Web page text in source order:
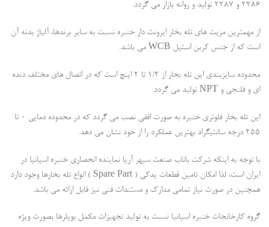
2286 و 2287 تولید و روانه بازار می گردد.
از مهمترین مزیت های تله بخار ایرونت دار خنبره نسبت به سایر برندها، آلیاژ بدنه آن
است که از جنس کربن استیل WCB می باشد.
محدوده سایزبندی این تله بخار از 1/2 تا 2 اینچ است که در اتصال های مختلف دنده
ای و فلنجی و NPT تولید می گردد.
این تله بخار فلوتری خنبره به صورت افقی نصب می گردد که در محدوده دمایی 0 تا
255 درجه سانتیگراد بهترین عملکرد را از خود نشان می دهد.
با توجه به اینکه شرکت باتاب صنعت سپهر آریا نماینده انحصاری خنبره اسپانیا در
ایران است، لذا امکان تامین قطعات یدکی ( Spare Part ) انواع تله بخارها وجود دارد
همچنین در صورت نیاز تمامی مدارک و مستندات فنی نیز قابل ارائه می باشد.
گروه کارخانجات خنبره اسپانیا نسبت به تولید تجهیزات مکمل بویلرها بصورت ویژه